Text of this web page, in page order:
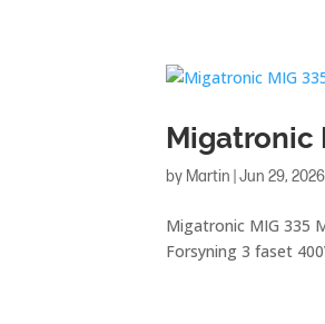
Migatronic
by Martin |Jun 29, 2026
Migatronic MIG 335
Forsyning 3 faset